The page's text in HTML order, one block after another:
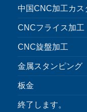
中国CNC加工カス
CNCフライス加工
CNC旋盤加工
金属スタンピング
板金
終了します。